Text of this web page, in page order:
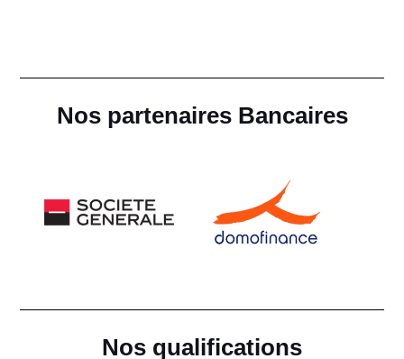
Nos qualifications
Nos partenaires Bancaires